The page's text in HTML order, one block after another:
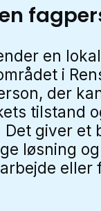
en
i
der
tilstand
Det giver et
løsning
eller